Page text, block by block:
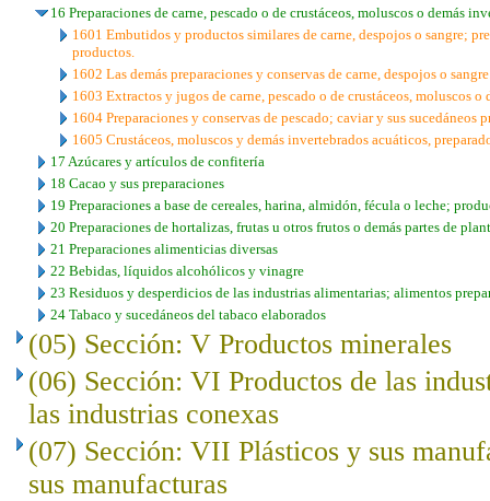
16 Preparaciones de carne, pescado o de crustáceos, moluscos o demás
1601 Embutidos y productos similares de carne, despojos o sangre;
productos.
1602 Las demás preparaciones y conservas de carne, despojos o
1603 Extractos y jugos de carne, pescado o de crustáceos, moluscos o
1604 Preparaciones y conservas de pescado; caviar y sus sucedáneos
1605 Crustáceos, moluscos y demás invertebrados acuáticos,
17 Azúcares y artículos de confitería
18 Cacao y sus preparaciones
19 Preparaciones a base de cereales, harina, almidón, fécula o leche;
20 Preparaciones de hortalizas, frutas u otros frutos o demás partes de
21 Preparaciones alimenticias diversas
22 Bebidas, líquidos alcohólicos y vinagre
23 Residuos y desperdicios de las industrias alimentarias; alimentos
24 Tabaco y sucedáneos del tabaco elaborados
(05) Sección: V Productos minerales
(06) Sección: VI Productos de las
las industrias conexas
(07) Sección: VII Plásticos y sus
sus manufacturas